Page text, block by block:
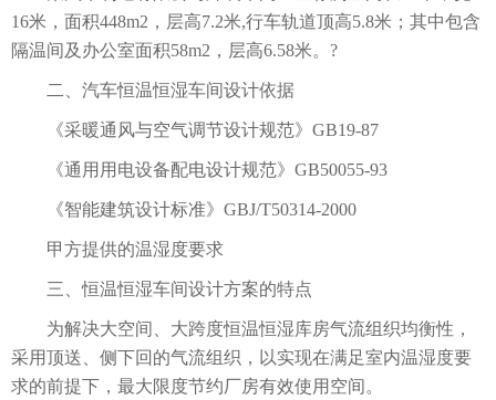
16米，面积448m2，层高7.2米,行车轨道顶高5.8米；其中包含
隔温间及办公室面积58m2，层高6.58米。?
二、汽车恒温恒湿车间设计依据
《采暖通风与空气调节设计规范》GB19-87
《通用用电设备配电设计规范》GB50055-93
《智能建筑设计标准》GBJ/T50314-2000
甲方提供的温湿度要求
三、恒温恒湿车间设计方案的特点
为解决大空间、大跨度恒温恒湿库房气流组织均衡性，
采用顶送、侧下回的气流组织，以实现在满足室内温湿度要
求的前提下，最大限度节约厂房有效使用空间。